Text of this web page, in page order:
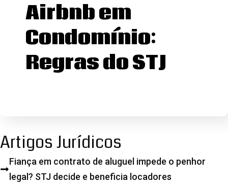
Airbnb em
Condomínio:
Regras do STJ
Artigos Jurídicos
Fiança em contrato de aluguel impede o penhor
legal? STJ decide e beneficia locadores